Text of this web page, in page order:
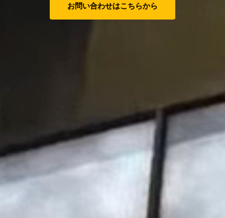
お問い合わせはこちらから